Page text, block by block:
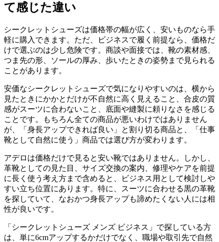
て感じた違い
シークレットシューズは価格帯の幅が広く、安いものなら手
軽に購入できます。ただ、ビジネスで履く前提なら、価格だ
けで選ぶのは少し危険です。商談や面接では、靴の素材感、
つま先の形、ソールの厚み、歩いたときの姿勢まで見られる
ことがあります。
安価なシークレットシューズで気になりやすいのは、横から
見たときにかかとだけが不自然に高く見えること、合皮の質
感がスーツに合わないこと、底面や縫製に頼りなさを感じる
ことです。もちろん全ての商品が悪いわけではありません
が、「身長アップできれば良い」と割り切る商品と、「仕事
靴として自然に使う」商品では選び方が変わります。
アデロは価格だけで見ると安い靴ではありません。しかし、
革靴としての見た目、サイズ交換の案内、修理やケアを前提
に長く使う考え方まで含めると、ビジネス用として検討しや
すい立ち位置にあります。特に、スーツに合わせる黒の革靴
を探していて、なおかつ身長アップも諦めたくない人には相
性が良いです。
「シークレットシューズ メンズ ビジネス」で探している方
は、単に6cmアップするかだけでなく、職場や取引先で自然